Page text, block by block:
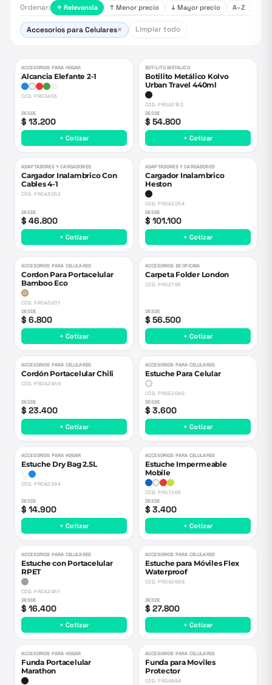
Ordenar: ✦ Relevancia ↑ Menor precio ↓ Mayor precio A–Z
Accesorios para Celulares✕ Limpiar todo
ACCESORIOS PARA HOGAR
Alcancia Elefante 2-1
CÓD.PRO3455
DESDE
$ 13.200
+ Cotizar
BOTILITO METALICO
Botilito Metálico Kolvo
Urban Travel 440ml
CÓD.PROA3163
DESDE
$ 54.800
+ Cotizar
ADAPTADORES Y CARGADORES
Cargador Inalambrico Con
Cables 4-1
CÓD.PROA3262
DESDE
$ 46.800
+ Cotizar
ADAPTADORES Y CARGADORES
Cargador Inalambrico
Heston
CÓD.PROA3254
DESDE
$ 101.100
+ Cotizar
ACCESORIOS PARA CELULARES
Cordon Para Portacelular
Bamboo Eco
CÓD.PROA3201
DESDE
$ 6.800
+ Cotizar
ACCESORIOS DE OFICINA
Carpeta Folder London
CÓD.PRO2785
DESDE
$ 56.500
+ Cotizar
ACCESORIOS PARA CELULARES
Cordón Portacelular Chili
CÓD.PROA2459
DESDE
$ 23.400
+ Cotizar
ACCESORIOS PARA CELULARES
Estuche Para Celular
CÓD.PROE2046
DESDE
$ 3.600
+ Cotizar
ACCESORIOS PARA HOGAR
Estuche Dry Bag 2.5L
CÓD.PROA2344
DESDE
$ 14.900
+ Cotizar
ACCESORIOS PARA CELULARES
Estuche Impermeable
Mobile
CÓD.PRO7265
DESDE
$ 3.400
+ Cotizar
ACCESORIOS PARA CELULARES
Estuche con Portacelular
RPET
CÓD.PROA2461
DESDE
$ 16.400
+ Cotizar
ACCESORIOS PARA CELULARES
Estuche para Móviles Flex
Waterproof
CÓD.PROA2698
DESDE
$ 27.800
+ Cotizar
ACCESORIOS PARA HOGAR
Funda Portacelular
Marathon
ACCESORIOS PARA CELULARES
Funda para Moviles
Protector
CÓD.PRO4894